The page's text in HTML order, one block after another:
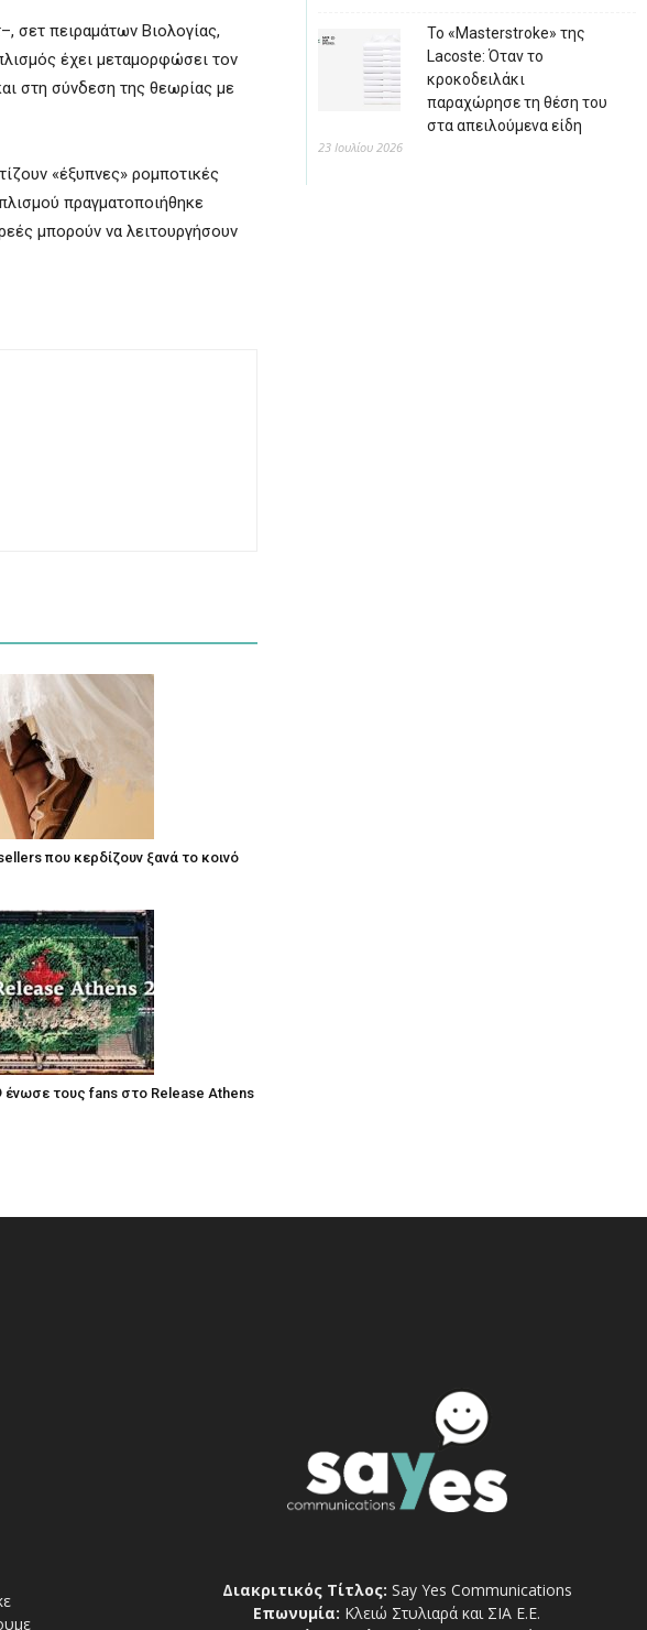
σετ πειραμάτων Βιολογίας,
έχει μεταμορφώσει τον
στη σύνδεση της θεωρίας με
«έξυπνες» ρομποτικές
πραγματοποιήθηκε
μπορούν να λειτουργήσουν
που κερδίζουν ξανά το κοινό
τους fans στο Release Athens
Το «Masterstroke» της
Lacoste: Όταν το
κροκοδειλάκι
παραχώρησε τη θέση του
στα απειλούμενα είδη
23 Ιουλίου 2026
Διακριτικός Τίτλος: Say Yes Communications
Επωνυμία: Κλειώ Στυλιαρά και ΣΙΑ Ε.Ε.